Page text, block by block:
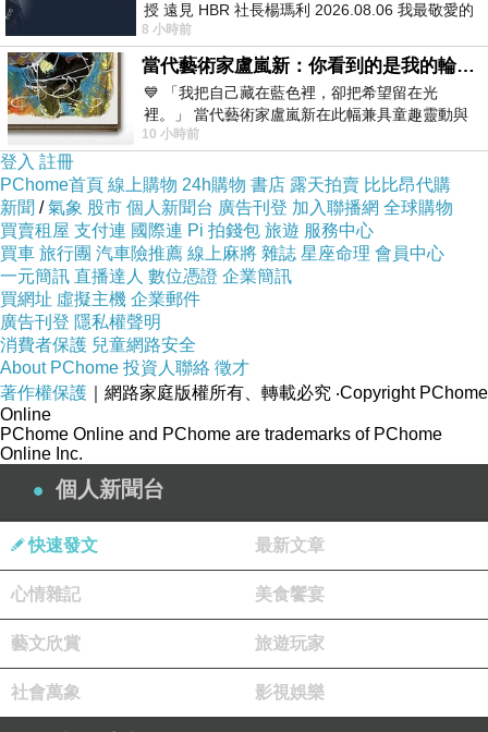
全長約36公分
S號 腰圍25吋 臀圍35吋內
M號 腰圍27吋 臀圍37吋內
L號 腰圍29吋 臀圍39吋內
★商品材質:
棉混紡+側隱型拉鍊+雪紡
+內裡
★搭配建議:
(參考下方圖檔)
《下單注意事項》
您好，購買商品前有任何問
題都可向我們線上客服諮詢
授 遠見 HBR 社長楊瑪利 2026.08.06 我最敬愛的
老闆、遠見．天下文化創辦人高希均教
8 小時前
當代藝術家盧嵐新：你看到的是我的輪廓，還是你的故事？——藏在藍色裡的希望與光
💙 「我把自己藏在藍色裡，卻把希望留在光
裡。」 當代藝術家盧嵐新在此幅兼具童趣靈動與
抽象韻味的新作中，用湛藍的羽翼般色塊包覆著
10 小時前
登入 註冊
PChome首頁 線上購物 24h購物 書店 露天拍賣 比比昂代購
新聞 /氣象 股市 個人新聞台 廣告刊登 加入聯播網 全球購物
買賣租屋 支付連 國際連 Pi 拍錢包 旅遊 服務中心
買車 旅行團 汽車險推薦 線上麻將 雜誌 星座命理 會員中心
一元簡訊 直播達人 數位憑證 企業簡訊
買網址 虛擬主機 企業郵件
廣告刊登 隱私權聲明
消費者保護 兒童網路安全
About PChome 投資人聯絡 徵才
著作權保護 ｜網路家庭版權所有、轉載必究 ‧Copyright PChome
Online
PChome Online and PChome are trademarks of PChome
Online Inc.
個人新聞台
快速發文 最新文章
心情雜記 美食饗宴
藝文欣賞 旅遊玩家
社會萬象 影視娛樂